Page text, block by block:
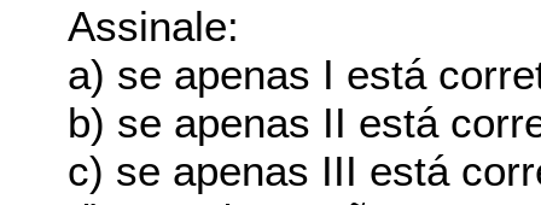
Assinale:
a) se apenas I está
b) se apenas II está
c) se apenas III está